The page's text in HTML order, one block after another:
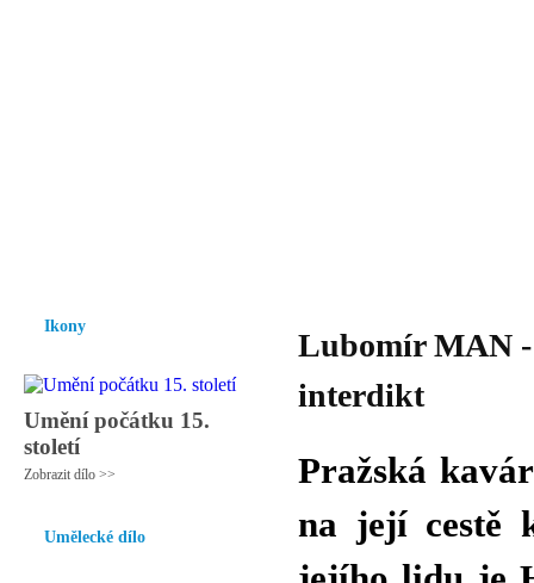
Ikony
Umění počátku 15.
století
Zobrazit dílo >>
Umělecké dílo
Lubomír MAN -
interdikt
Pražská
na její cestě